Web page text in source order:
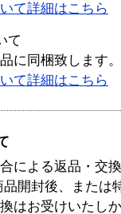
て詳細はこちら
て
に同梱致します。
て詳細はこちら
による返品・交
品開封後、または
はお受けいたし